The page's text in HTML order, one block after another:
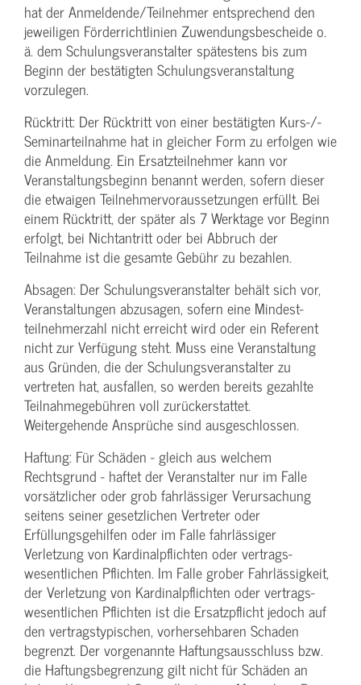
hat der Anmeldende/­Teilnehmer entsprechend den
jeweiligen Förderrichtlinien Zuwendungs­bescheide o.
ä. dem Schulungs­veranstalter spätestens bis zum
Beginn der bestätigten Schulungs­veranstaltung
vorzulegen.
Rücktritt: Der Rücktritt von einer bestätigten Kurs-/­
Seminarteilnahme hat in gleicher Form zu erfolgen wie
die Anmeldung. Ein Ersatzteilnehmer kann vor
Veranstaltungs­beginn benannt werden, sofern dieser
die etwaigen Teilnehmer­voraussetzungen erfüllt. Bei
einem Rücktritt, der später als 7 Werktage vor Beginn
erfolgt, bei Nichtantritt oder bei Abbruch der
Teilnahme ist die gesamte Gebühr zu bezahlen.
Absagen: Der Schulungs­veranstalter behält sich vor,
Veranstaltungen abzusagen, sofern eine Mindest­
teilnehmerzahl nicht erreicht wird oder ein Referent
nicht zur Verfügung steht. Muss eine Veranstaltung
aus Gründen, die der Schulungs­veranstalter zu
vertreten hat, ausfallen, so werden bereits gezahlte
Teilnahme­gebühren voll zurückerstattet.
Weitergehende Ansprüche sind ausgeschlossen.
Haftung: Für Schäden - gleich aus welchem
Rechtsgrund - haftet der Veranstalter nur im Falle
vorsätzlicher oder grob fahrlässiger Verursachung
seitens seiner gesetzlichen Vertreter oder
Erfüllungsgehilfen oder im Falle fahrlässiger
Verletzung von Kardinalpflichten oder vertrags­
wesentlichen Pflichten. Im Falle grober Fahrlässigkeit,
der Verletzung von Kardinalpflichten oder vertrags­
wesentlichen Pflichten ist die Ersatzpflicht jedoch auf
den vertragstypischen, vorhersehbaren Schaden
begrenzt. Der vorgenannte Haftungs­ausschluss bzw.
die Haftungs­begrenzung gilt nicht für Schäden an